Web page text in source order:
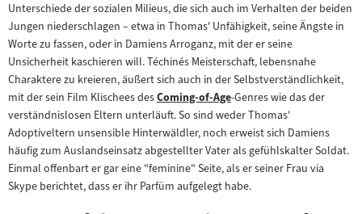
Unterschiede der sozialen Milieus, die sich auch im Verhalten der beiden
Jungen niederschlagen – etwa in Thomas' Unfähigkeit, seine Ängste in
Worte zu fassen, oder in Damiens Arroganz, mit der er seine
Unsicherheit kaschieren will. Téchinés Meisterschaft, lebensnahe
Charaktere zu kreieren, äußert sich auch in der Selbstverständlichkeit,
mit der sein Film Klischees desZum
Inhalt:
Coming-of-Age-Genres wie das der
verständnislosen Eltern unterläuft. So sind weder Thomas'
Adoptiveltern unsensible Hinterwäldler, noch erweist sich Damiens
häufig zum Auslandseinsatz abgestellter Vater als gefühlskalter Soldat.
Einmal offenbart er gar eine "feminine" Seite, als er seiner Frau via
Skype berichtet, dass er ihr Parfüm aufgelegt habe.